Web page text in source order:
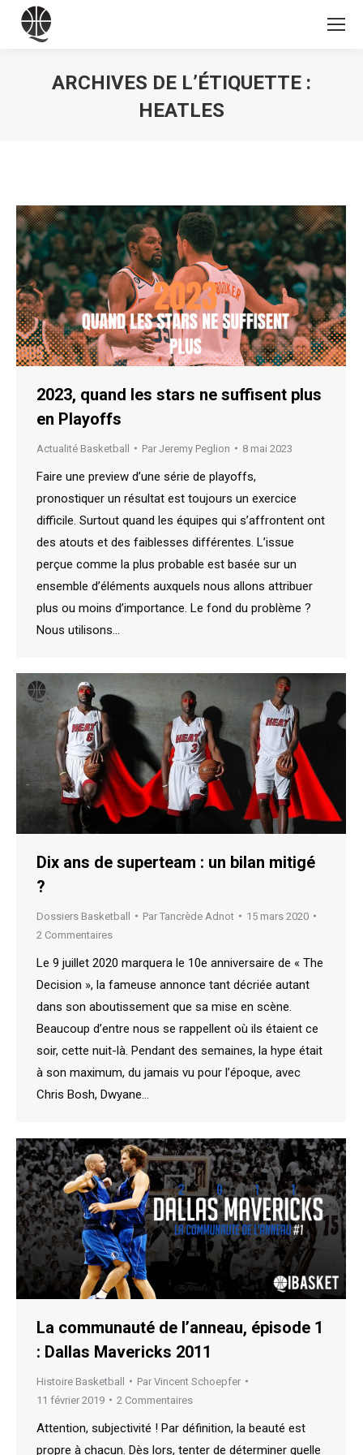
ARCHIVES DE L’ÉTIQUETTE :
HEATLES
2023, quand les stars ne suffisent plus
en Playoffs
Actualité Basketball Par Jeremy Peglion 8 mai 2023
Faire une preview d’une série de playoffs,
pronostiquer un résultat est toujours un exercice
difficile. Surtout quand les équipes qui s’affrontent ont
des atouts et des faiblesses différentes. L’issue
perçue comme la plus probable est basée sur un
ensemble d’éléments auxquels nous allons attribuer
plus ou moins d’importance. Le fond du problème ?
Nous utilisons…
Dix ans de superteam : un bilan mitigé
?
Dossiers Basketball Par Tancrède Adnot
15 mars 2020
2 Commentaires
Le 9 juillet 2020 marquera le 10e anniversaire de « The
Decision », la fameuse annonce tant décriée autant
dans son aboutissement que sa mise en scène.
Beaucoup d’entre nous se rappellent où ils étaient ce
soir, cette nuit-là. Pendant des semaines, la hype était
à son maximum, du jamais vu pour l’époque, avec
Chris Bosh, Dwyane…
La communauté de l’anneau, épisode 1
: Dallas Mavericks 2011
Histoire Basketball Par Vincent Schoepfer
11 février 2019
2 Commentaires
Attention, subjectivité ! Par définition, la beauté est
propre à chacun. Dès lors, tenter de déterminer quelle